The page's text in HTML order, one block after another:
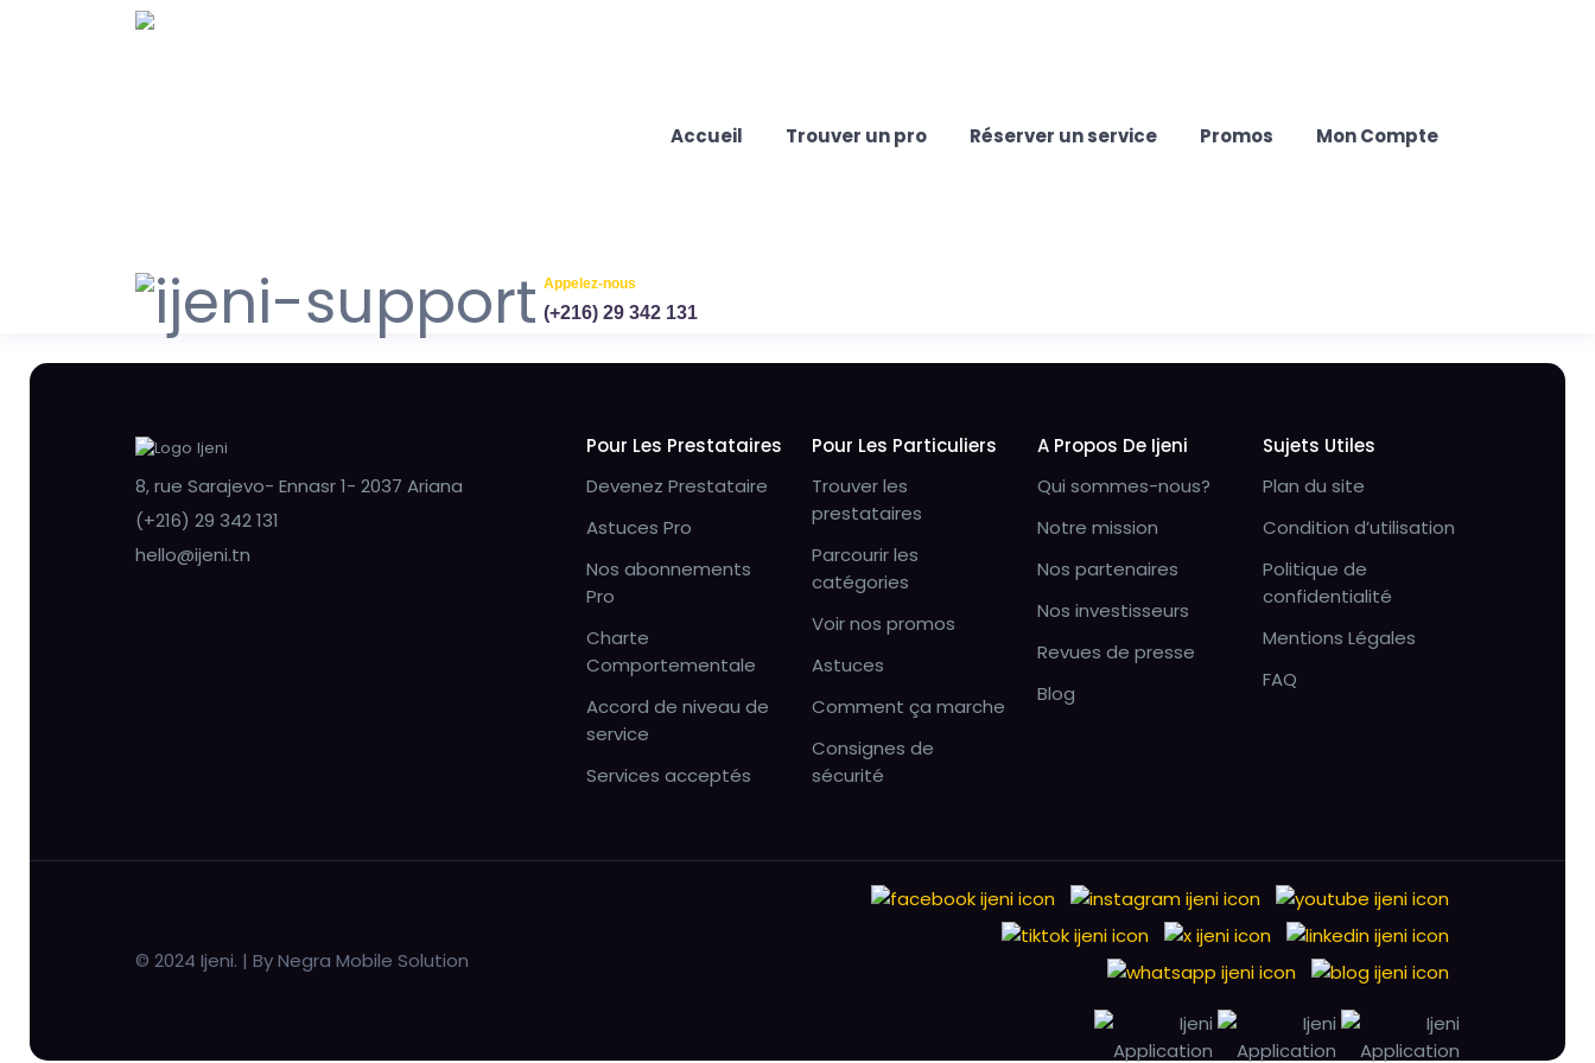
Accueil Trouver un pro Réserver un service Promos Mon Compte
Appelez-nous
(+216) 29 342 131
8, rue Sarajevo- Ennasr 1- 2037 Ariana
(+216) 29 342 131
hello@ijeni.tn
Pour Les Prestataires
Devenez Prestataire
Astuces Pro
Nos abonnements
Pro
Charte
Comportementale
Accord de niveau de
service
Services acceptés
Pour Les Particuliers
Trouver les
prestataires
Parcourir les
catégories
Voir nos promos
Astuces
Comment ça marche
Consignes de
sécurité
A Propos De Ijeni
Qui sommes-nous?
Notre mission
Nos partenaires
Nos investisseurs
Revues de presse
Blog
Sujets Utiles
Plan du site
Condition d’utilisation
Politique de
confidentialité
Mentions Légales
FAQ
© 2024 Ijeni. | By Negra Mobile Solution